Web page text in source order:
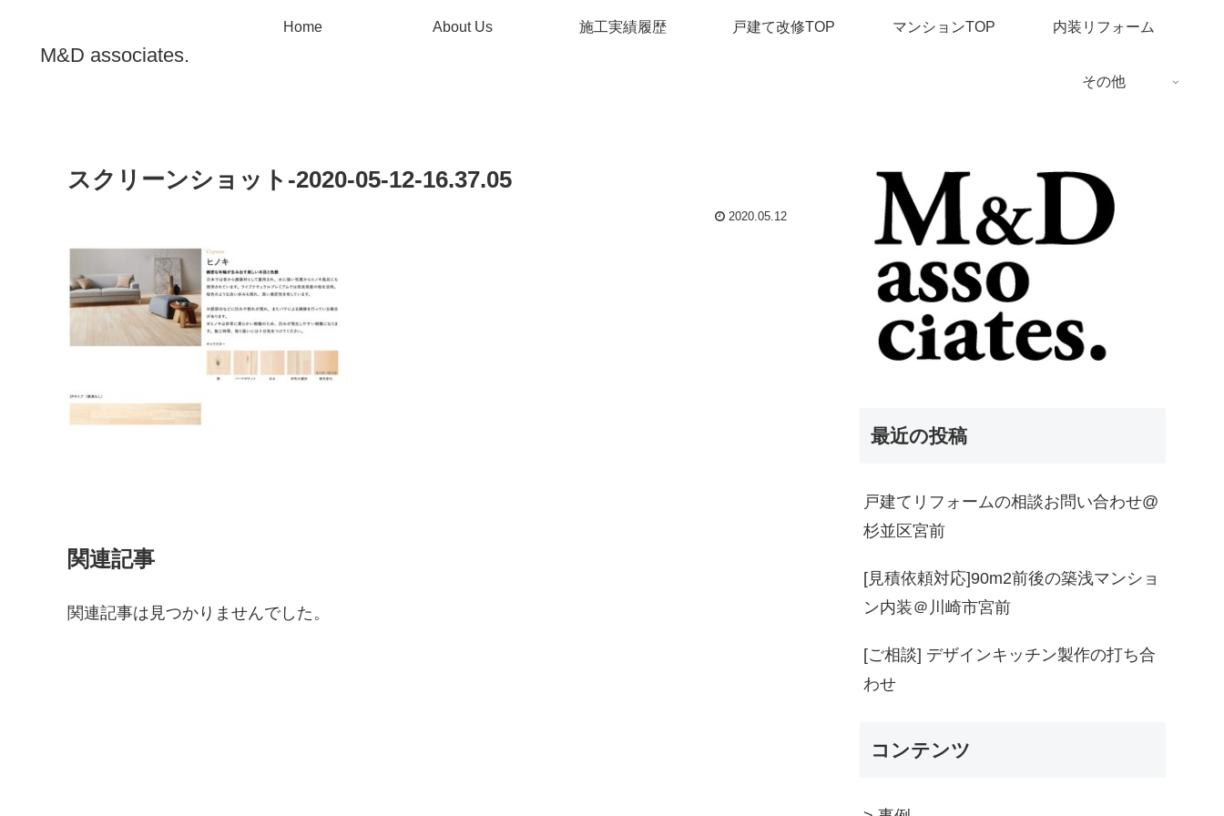
M&D associates.
Home About Us 施工実績履歴 戸建て改修TOP マンションTOP 内装リフォーム
その他
スクリーンショット-2020-05-12-16.37.05
2020.05.12
関連記事
関連記事は見つかりませんでした。
最近の投稿
戸建てリフォームの相談お問い合わせ@
杉並区宮前
[見積依頼対応]90m2前後の築浅マンショ
ン内装＠川崎市宮前
[ご相談] デザインキッチン製作の打ち合
わせ
コンテンツ